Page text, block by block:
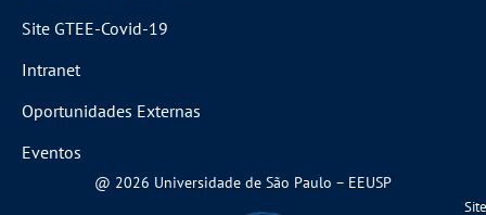
Site GTEE-Covid-19
Intranet
Oportunidades Externas
Eventos
@ 2026 Universidade de São Paulo – EEUSP
Site